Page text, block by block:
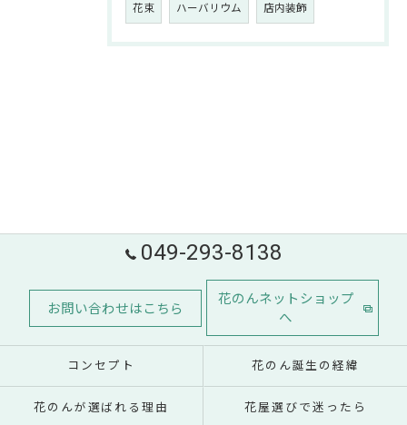
花束 ハーバリウム 店内装飾
049-293-8138
お問い合わせはこちら
花のんネットショップ
へ
コンセプト 花のん誕生の経緯
花のんが選ばれる理由 花屋選びで迷ったら